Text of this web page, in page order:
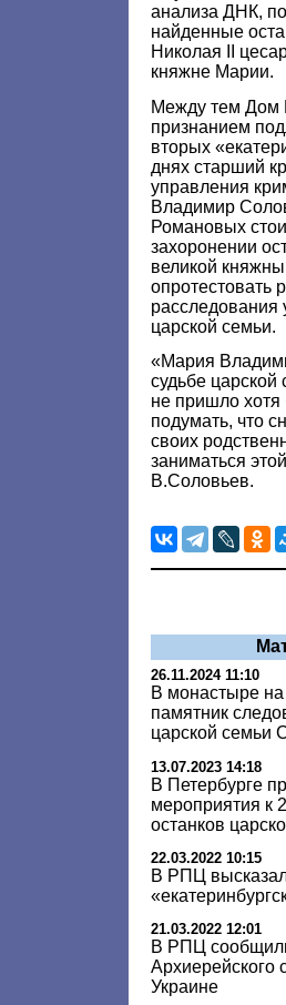
анализа ДНК,
найденные
Николая II
княжне Марии.
Между тем Дом
признанием
вторых
днях старший
управления
Владимир
Романовых
захоронении
великой
опротестовать
расследования
царской семьи.
«Мария
судьбе царской
не пришло хотя
подумать, что
своих
заниматься
В.Соловьев.
26.11.2024 11:10
В монастыре
памятник
царской семьи
13.07.2023 14:18
В Петербурге
мероприятия к
останков
22.03.2022 10:15
В РПЦ
21.03.2022 12:01
В РПЦ
Архиерейского
Украине